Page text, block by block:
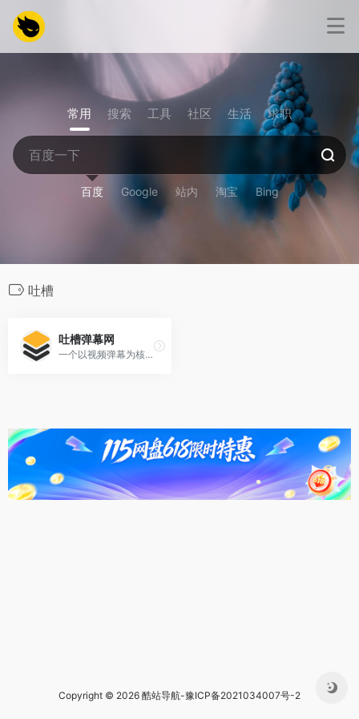
常用 搜索 工具 社区 生活 求职
百度 Google 站内 淘宝 Bing
吐槽
吐槽弹幕网
一个以视频弹幕为核心特色的弹幕视频网站，早期主要面向ACG爱好者，涵盖大量动画、漫画、游戏相关内容。
Copyright © 2026 酷站导航-豫ICP备2021034007号-2